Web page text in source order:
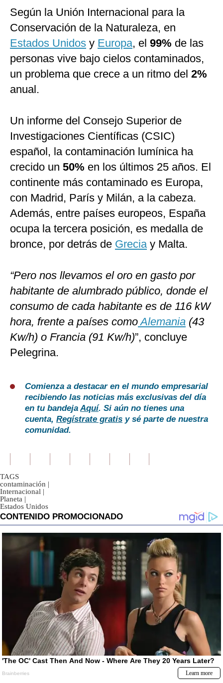
Según la Unión Internacional para la
Conservación de la Naturaleza, en
Estados Unidos y Europa, el 99% de las
personas vive bajo cielos contaminados,
un problema que crece a un ritmo del 2%
anual.
Un informe del Consejo Superior de
Investigaciones Científicas (CSIC)
español, la contaminación lumínica ha
crecido un 50% en los últimos 25 años. El
continente más contaminado es Europa,
con Madrid, París y Milán, a la cabeza.
Además, entre países europeos, España
ocupa la tercera posición, es medalla de
bronce, por detrás de Greciay Malta.
“Pero nos llevamos el oro en gasto por
habitante de alumbrado público, donde el
consumo de cada habitante es de 116 kW
hora, frente a países comoAlemania (43
Kw/h) o Francia (91 Kw/h)”, concluye
Pelegrina.
Comienza a destacar en el mundo empresarial
recibiendo las noticias más exclusivas del día
en tu bandejaAquí. Si aún no tienes una
cuenta, Regístrate gratis y sé parte de nuestra
comunidad.
TAGS
contaminación |
Internacional |
Planeta |
Estados Unidos